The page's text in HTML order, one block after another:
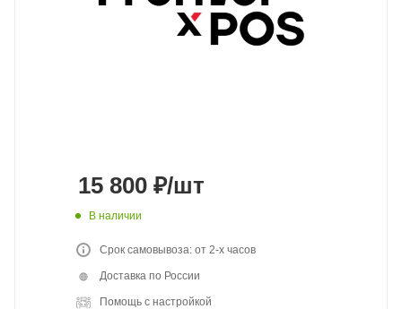
15 800 ₽/шт
В наличии
Срок самовывоза: от 2-х часов
Доставка по России
Помощь с настройкой